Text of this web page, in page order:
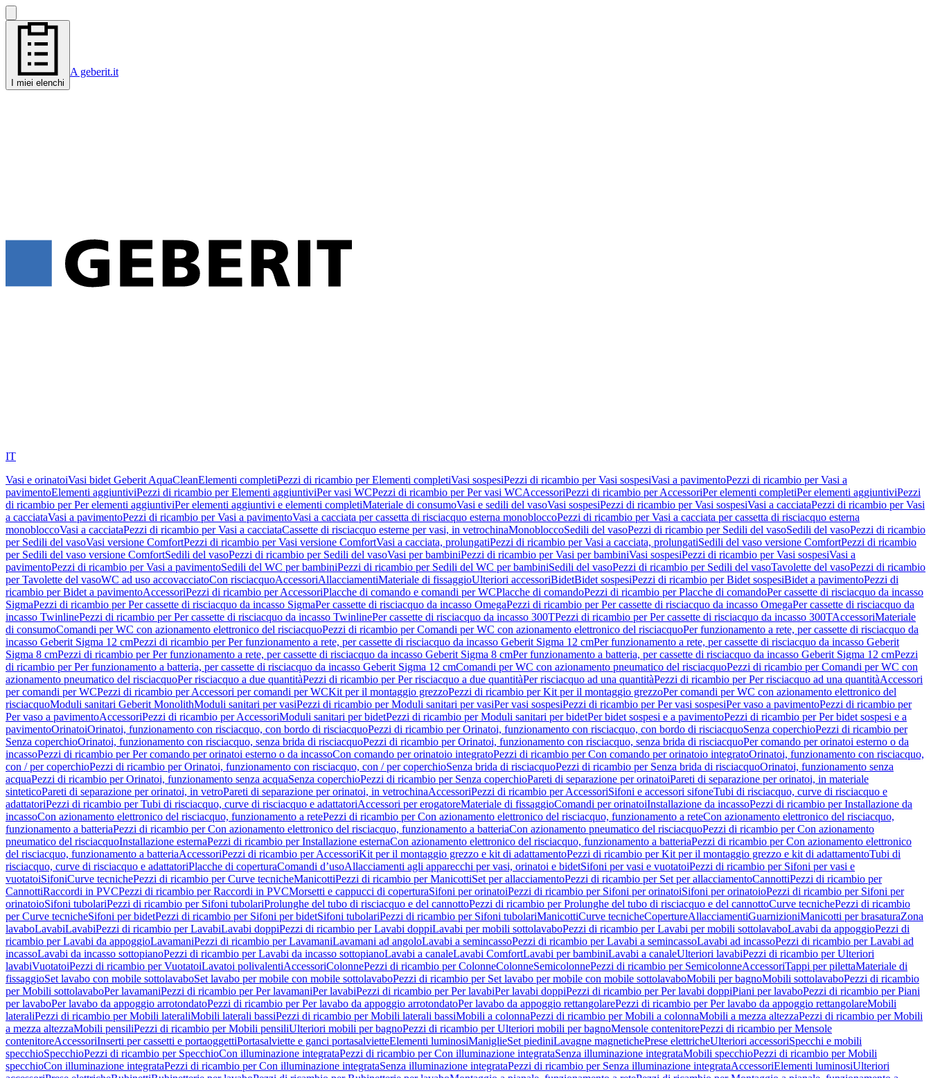
I miei elenchi
A geberit.it
IT
Vasi e orinatoiVasi bidet Geberit AquaCleanElementi completiPezzi di ricambio per Elementi completiVasi sospesiPezzi di ricambio per Vasi sospesiVasi a pavimentoPezzi di ricambio per Vasi a
pavimentoElementi aggiuntiviPezzi di ricambio per Elementi aggiuntiviPer vasi WCPezzi di ricambio per Per vasi WCAccessoriPezzi di ricambio per AccessoriPer elementi completiPer elementi aggiuntiviPezzi
di ricambio per Per elementi aggiuntiviPer elementi aggiuntivi e elementi completiMateriale di consumoVasi e sedili del vasoVasi sospesiPezzi di ricambio per Vasi sospesiVasi a cacciataPezzi di ricambio per Vasi
a cacciataVasi a pavimentoPezzi di ricambio per Vasi a pavimentoVasi a cacciata per cassetta di risciacquo esterna monobloccoPezzi di ricambio per Vasi a cacciata per cassetta di risciacquo esterna
monobloccoVasi a cacciataPezzi di ricambio per Vasi a cacciataCassette di risciacquo esterne per vasi, in vetrochinaMonobloccoSedili del vasoPezzi di ricambio per Sedili del vasoSedili del vasoPezzi di ricambio
per Sedili del vasoVasi versione ComfortPezzi di ricambio per Vasi versione ComfortVasi a cacciata, prolungatiPezzi di ricambio per Vasi a cacciata, prolungatiSedili del vaso versione ComfortPezzi di ricambio
per Sedili del vaso versione ComfortSedili del vasoPezzi di ricambio per Sedili del vasoVasi per bambiniPezzi di ricambio per Vasi per bambiniVasi sospesiPezzi di ricambio per Vasi sospesiVasi a
pavimentoPezzi di ricambio per Vasi a pavimentoSedili del WC per bambiniPezzi di ricambio per Sedili del WC per bambiniSedili del vasoPezzi di ricambio per Sedili del vasoTavolette del vasoPezzi di ricambio
per Tavolette del vasoWC ad uso accovacciatoCon risciacquoAccessoriAllacciamentiMateriale di fissaggioUlteriori accessoriBidetBidet sospesiPezzi di ricambio per Bidet sospesiBidet a pavimentoPezzi di
ricambio per Bidet a pavimentoAccessoriPezzi di ricambio per AccessoriPlacche di comando e comandi per WCPlacche di comandoPezzi di ricambio per Placche di comandoPer cassette di risciacquo da incasso
SigmaPezzi di ricambio per Per cassette di risciacquo da incasso SigmaPer cassette di risciacquo da incasso OmegaPezzi di ricambio per Per cassette di risciacquo da incasso OmegaPer cassette di risciacquo da
incasso TwinlinePezzi di ricambio per Per cassette di risciacquo da incasso TwinlinePer cassette di risciacquo da incasso 300TPezzi di ricambio per Per cassette di risciacquo da incasso 300TAccessoriMateriale
di consumoComandi per WC con azionamento elettronico del risciacquoPezzi di ricambio per Comandi per WC con azionamento elettronico del risciacquoPer funzionamento a rete, per cassette di risciacquo da
incasso Geberit Sigma 12 cmPezzi di ricambio per Per funzionamento a rete, per cassette di risciacquo da incasso Geberit Sigma 12 cmPer funzionamento a rete, per cassette di risciacquo da incasso Geberit
Sigma 8 cmPezzi di ricambio per Per funzionamento a rete, per cassette di risciacquo da incasso Geberit Sigma 8 cmPer funzionamento a batteria, per cassette di risciacquo da incasso Geberit Sigma 12 cmPezzi
di ricambio per Per funzionamento a batteria, per cassette di risciacquo da incasso Geberit Sigma 12 cmComandi per WC con azionamento pneumatico del risciacquoPezzi di ricambio per Comandi per WC con
azionamento pneumatico del risciacquoPer risciacquo a due quantitàPezzi di ricambio per Per risciacquo a due quantitàPer risciacquo ad una quantitàPezzi di ricambio per Per risciacquo ad una quantitàAccessori
per comandi per WCPezzi di ricambio per Accessori per comandi per WCKit per il montaggio grezzoPezzi di ricambio per Kit per il montaggio grezzoPer comandi per WC con azionamento elettronico del
risciacquoModuli sanitari Geberit MonolithModuli sanitari per vasiPezzi di ricambio per Moduli sanitari per vasiPer vasi sospesiPezzi di ricambio per Per vasi sospesiPer vaso a pavimentoPezzi di ricambio per
Per vaso a pavimentoAccessoriPezzi di ricambio per AccessoriModuli sanitari per bidetPezzi di ricambio per Moduli sanitari per bidetPer bidet sospesi e a pavimentoPezzi di ricambio per Per bidet sospesi e a
pavimentoOrinatoiOrinatoi, funzionamento con risciacquo, con bordo di risciacquoPezzi di ricambio per Orinatoi, funzionamento con risciacquo, con bordo di risciacquoSenza coperchioPezzi di ricambio per
Senza coperchioOrinatoi, funzionamento con risciacquo, senza brida di risciacquoPezzi di ricambio per Orinatoi, funzionamento con risciacquo, senza brida di risciacquoPer comando per orinatoi esterno o da
incassoPezzi di ricambio per Per comando per orinatoi esterno o da incassoCon comando per orinatoio integratoPezzi di ricambio per Con comando per orinatoio integratoOrinatoi, funzionamento con risciacquo,
con / per coperchioPezzi di ricambio per Orinatoi, funzionamento con risciacquo, con / per coperchioSenza brida di risciacquoPezzi di ricambio per Senza brida di risciacquoOrinatoi, funzionamento senza
acquaPezzi di ricambio per Orinatoi, funzionamento senza acquaSenza coperchioPezzi di ricambio per Senza coperchioPareti di separazione per orinatoiPareti di separazione per orinatoi, in materiale
sinteticoPareti di separazione per orinatoi, in vetroPareti di separazione per orinatoi, in vetrochinaAccessoriPezzi di ricambio per AccessoriSifoni e accessori sifoneTubi di risciacquo, curve di risciacquo e
adattatoriPezzi di ricambio per Tubi di risciacquo, curve di risciacquo e adattatoriAccessori per erogatoreMateriale di fissaggioComandi per orinatoiInstallazione da incassoPezzi di ricambio per Installazione da
incassoCon azionamento elettronico del risciacquo, funzionamento a retePezzi di ricambio per Con azionamento elettronico del risciacquo, funzionamento a reteCon azionamento elettronico del risciacquo,
funzionamento a batteriaPezzi di ricambio per Con azionamento elettronico del risciacquo, funzionamento a batteriaCon azionamento pneumatico del risciacquoPezzi di ricambio per Con azionamento
pneumatico del risciacquoInstallazione esternaPezzi di ricambio per Installazione esternaCon azionamento elettronico del risciacquo, funzionamento a batteriaPezzi di ricambio per Con azionamento elettronico
del risciacquo, funzionamento a batteriaAccessoriPezzi di ricambio per AccessoriKit per il montaggio grezzo e kit di adattamentoPezzi di ricambio per Kit per il montaggio grezzo e kit di adattamentoTubi di
risciacquo, curve di risciacquo e adattatoriPlacche di coperturaComandi d’usoAllacciamenti agli apparecchi per vasi, orinatoi e bidetSifoni per vasi e vuotatoiPezzi di ricambio per Sifoni per vasi e
vuotatoiSifoniCurve tecnichePezzi di ricambio per Curve tecnicheManicottiPezzi di ricambio per ManicottiSet per allacciamentoPezzi di ricambio per Set per allacciamentoCannottiPezzi di ricambio per
CannottiRaccordi in PVCPezzi di ricambio per Raccordi in PVCMorsetti e cappucci di coperturaSifoni per orinatoiPezzi di ricambio per Sifoni per orinatoiSifoni per orinatoioPezzi di ricambio per Sifoni per
orinatoioSifoni tubolariPezzi di ricambio per Sifoni tubolariProlunghe del tubo di risciacquo e del cannottoPezzi di ricambio per Prolunghe del tubo di risciacquo e del cannottoCurve tecnichePezzi di ricambio
per Curve tecnicheSifoni per bidetPezzi di ricambio per Sifoni per bidetSifoni tubolariPezzi di ricambio per Sifoni tubolariManicottiCurve tecnicheCopertureAllacciamentiGuarnizioniManicotti per brasaturaZona
lavaboLavabiLavabiPezzi di ricambio per LavabiLavabi doppiPezzi di ricambio per Lavabi doppiLavabi per mobili sottolavaboPezzi di ricambio per Lavabi per mobili sottolavaboLavabi da appoggioPezzi di
ricambio per Lavabi da appoggioLavamaniPezzi di ricambio per LavamaniLavamani ad angoloLavabi a semincassoPezzi di ricambio per Lavabi a semincassoLavabi ad incassoPezzi di ricambio per Lavabi ad
incassoLavabi da incasso sottopianoPezzi di ricambio per Lavabi da incasso sottopianoLavabi a canaleLavabi ComfortLavabi per bambiniLavabi a canaleUlteriori lavabiPezzi di ricambio per Ulteriori
lavabiVuotatoiPezzi di ricambio per VuotatoiLavatoi polivalentiAccessoriColonnePezzi di ricambio per ColonneColonneSemicolonnePezzi di ricambio per SemicolonneAccessoriTappi per pilettaMateriale di
fissaggioSet lavabo con mobile sottolavaboSet lavabo per mobile con mobile sottolavaboPezzi di ricambio per Set lavabo per mobile con mobile sottolavaboMobili per bagnoMobili sottolavaboPezzi di ricambio
per Mobili sottolavaboPer lavamaniPezzi di ricambio per Per lavamaniPer lavabiPezzi di ricambio per Per lavabiPer lavabi doppiPezzi di ricambio per Per lavabi doppiPiani per lavaboPezzi di ricambio per Piani
per lavaboPer lavabo da appoggio arrotondatoPezzi di ricambio per Per lavabo da appoggio arrotondatoPer lavabo da appoggio rettangolarePezzi di ricambio per Per lavabo da appoggio rettangolareMobili
lateraliPezzi di ricambio per Mobili lateraliMobili laterali bassiPezzi di ricambio per Mobili laterali bassiMobili a colonnaPezzi di ricambio per Mobili a colonnaMobili a mezza altezzaPezzi di ricambio per Mobili
a mezza altezzaMobili pensiliPezzi di ricambio per Mobili pensiliUlteriori mobili per bagnoPezzi di ricambio per Ulteriori mobili per bagnoMensole contenitorePezzi di ricambio per Mensole
contenitoreAccessoriInserti per cassetti e portaoggettiPortasalviette e ganci portasalvietteElementi luminosiManiglieSet piediniLavagne magnetichePrese elettricheUlteriori accessoriSpecchi e mobili
specchioSpecchioPezzi di ricambio per SpecchioCon illuminazione integrataPezzi di ricambio per Con illuminazione integrataSenza illuminazione integrataMobili specchioPezzi di ricambio per Mobili
specchioCon illuminazione integrataPezzi di ricambio per Con illuminazione integrataSenza illuminazione integrataPezzi di ricambio per Senza illuminazione integrataAccessoriElementi luminosiUlteriori